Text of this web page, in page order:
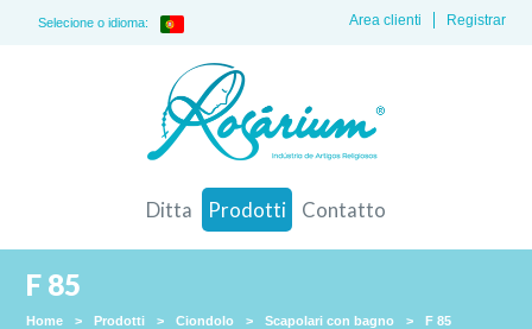
Selecione o idioma: Registrar
Area clienti
Ditta Prodotti Contatto
F 85
Home > Prodotti > Ciondolo > Scapolari con bagno > F 85